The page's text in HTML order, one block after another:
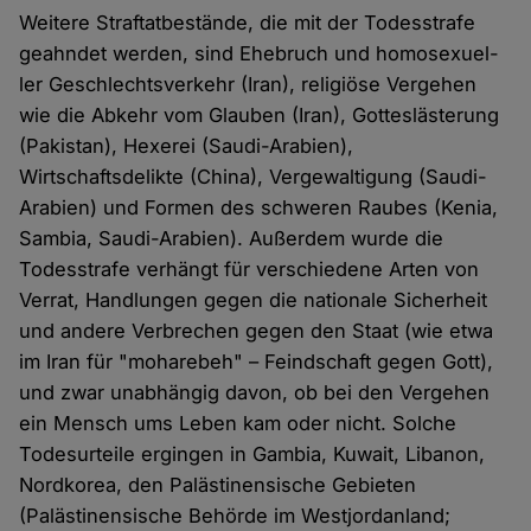
Weitere Straftatbestände, die mit der Todesstrafe
geahndet werden, sind Ehebruch und homo­sexuel­
ler Geschlechtsverkehr (Iran), religiöse Vergehen
wie die Abkehr vom Glauben (Iran), Gottesläste­rung
(Pakistan), Hexerei (Saudi-Arabien),
Wirtschaftsdelikte (China), Vergewaltigung (Saudi-
Arabien) und Formen des schweren Raubes (Kenia,
Sambia, Saudi-Arabien). Außerdem wurde die
Todesstrafe verhängt für verschiedene Arten von
Verrat, Handlungen gegen die nationale Si­cherheit
und andere Verbrechen gegen den Staat (wie etwa
im Iran für "moharebeh" – Feindschaft gegen Gott),
und zwar unab­hängig davon, ob bei den Vergehen
ein Mensch ums Leben kam oder nicht. Solche
Todesurteile ergin­gen in Gambia, Kuwait, Libanon,
Nordkorea, den Palästinensische Gebieten
(Palästinensische Behörde im Westjor­danland;